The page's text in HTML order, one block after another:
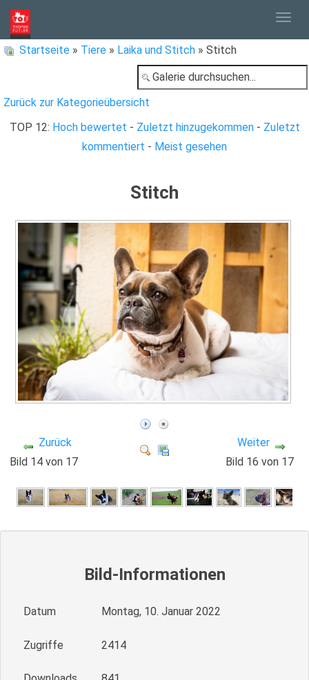
Startseite » Tiere » Laika und Stitch » Stitch
Zurück zur Kategorieübersicht
TOP 12: Hoch bewertet - Zuletzt hinzugekommen- Zuletzt
kommentiert - Meist gesehen
Stitch
Zurück
Bild 14 von 17
Weiter
Bild 16 von 17
Bild-Informationen
Datum Montag, 10. Januar 2022
Zugriffe 2414